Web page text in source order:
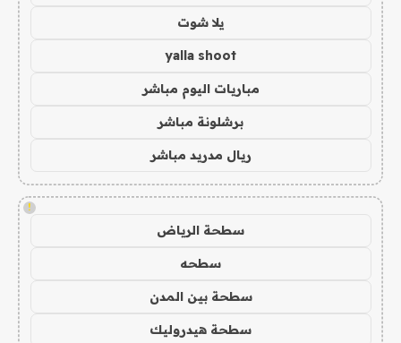
يلا شوت
yalla shoot
مباريات اليوم مباشر
برشلونة مباشر
ريال مدريد مباشر
!
سطحة الرياض
سطحه
سطحة بين المدن
سطحة هيدروليك